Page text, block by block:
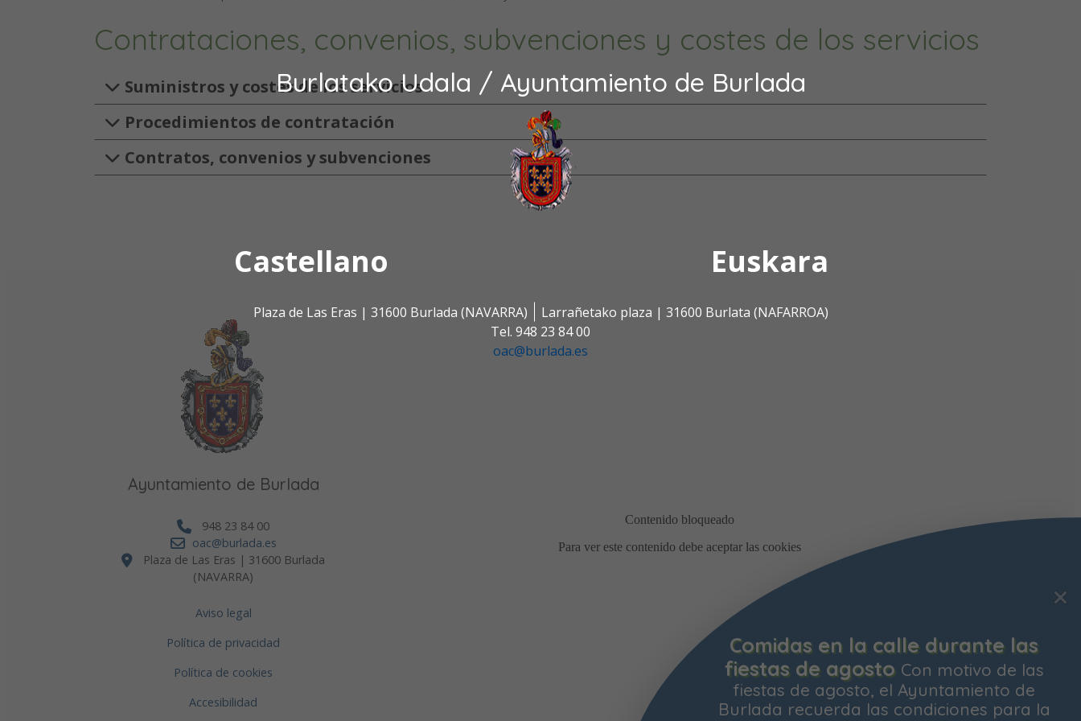
Burlatako Udala / Ayuntamiento de Burlada
Castellano Euskara
Plaza de Las Eras | 31600 Burlada (NAVARRA)
Larrañetako plaza | 31600 Burlata (NAFARROA)
Tel. 948 23 84 00
oac@burlada.es
Comidas en la calle durante las
fiestas de agosto Con motivo de las
fiestas de agosto, el Ayuntamiento de
Burlada recuerda las condiciones para la
Contrataciones, convenios, subvenciones y costes de los servicios
Suministros y costes de los servicios
Procedimientos de contratación
Contratos, convenios y subvenciones
Ayuntamiento de Burlada
948 23 84 00
oac@burlada.es
Plaza de Las Eras | 31600 Burlada
(NAVARRA)
Aviso legal
Política de privacidad
Política de cookies
Accesibilidad